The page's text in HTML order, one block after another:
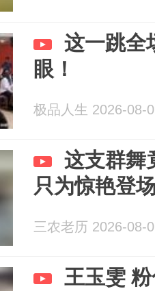
这一跳全
眼！
极品人生 2026-08-
这支群舞
只为惊艳登
三农老历 2026-08-
王玉雯